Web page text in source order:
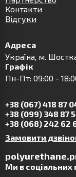
Контакти
Відгуки
Адреса
Українa, м.
Графік
Пн-Пт: 09:00 -
+38 (067) 418 87
+38 (099) 348 87
+38 (068) 242 62
Замовити
Ми в